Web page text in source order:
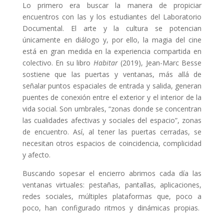
Lo primero era buscar la manera de propiciar
encuentros con las y los estudiantes del Laboratorio
Documental. El arte y la cultura se potencian
únicamente en diálogo y, por ello, la magia del cine
está en gran medida en la experiencia compartida en
colectivo. En su libro Habitar(2019), Jean-Marc Besse
sostiene que las puertas y ventanas, más allá de
señalar puntos espaciales de entrada y salida, generan
puentes de conexión entre el exterior y el interior de la
vida social. Son umbrales, “zonas donde se concentran
las cualidades afectivas y sociales del espacio”, zonas
de encuentro. Así, al tener las puertas cerradas, se
necesitan otros espacios de coincidencia, complicidad
y afecto.
Buscando sopesar el encierro abrimos cada día las
ventanas virtuales: pestañas, pantallas, aplicaciones,
redes sociales, múltiples plataformas que, poco a
poco, han configurado ritmos y dinámicas propias.